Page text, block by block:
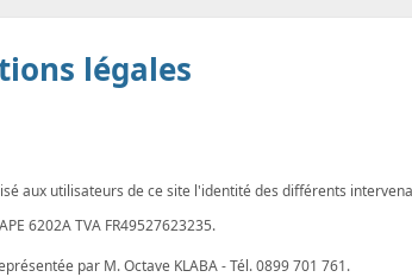
légales
aux utilisateurs de ce site l'identité des différents
6202A TVA FR49527623235.
par M. Octave KLABA - Tél. 0899 701 761.